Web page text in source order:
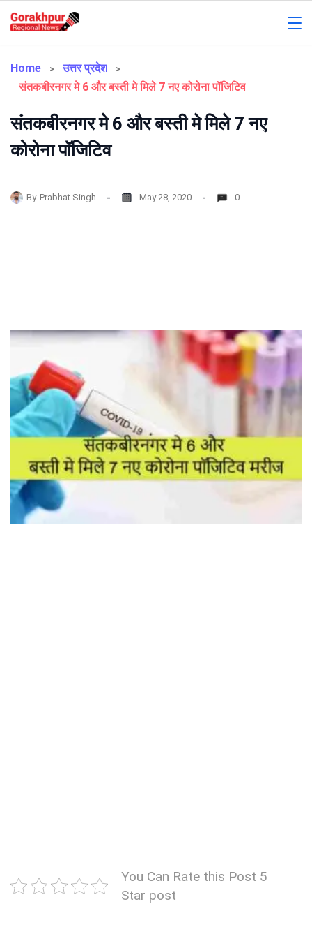
Regional
Home
उत्तर प्रदेश
संतकबीरनगर मे 6 और बस्ती मे मिले 7 नए कोरोना पॉजिटिव
संतकबीरनगर मे 6 और बस्ती मे मिले 7 नए
कोरोना पॉजिटिव
By Prabhat Singh May 28, 2020 0
You Can Rate this Post 5
Star post